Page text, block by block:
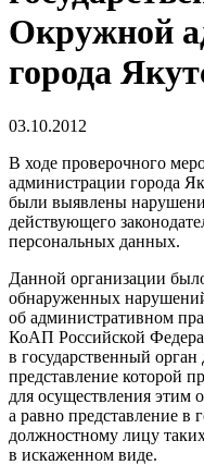
Окружной
города
03.10.2012
В ходе проверочного
администрации города
были выявлены
действующего
персональных данных.
Данной организации
обнаруженных
об административном
КоАП Российской
в государственный
представление которой
для осуществления этим
а равно представление в
должностному лицу
в искаженном виде.